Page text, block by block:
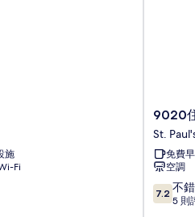
施
Fi
9020
住
宿
St.
Paul's
Bay
9020
St.
免費
空調
7.2
分
7.2 不錯
5 則